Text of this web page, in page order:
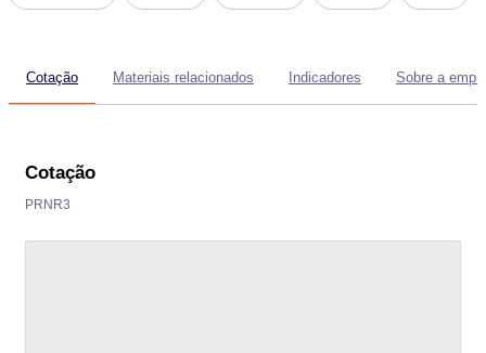
de
ETFs
Cotação Materiais relacionados Indicadores Sobre a
Cotação
PRNR3